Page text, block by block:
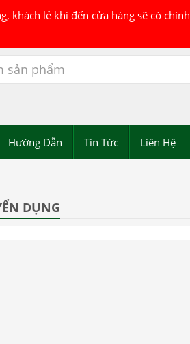
khách lẻ khi đến cửa hàng sẽ có
Hướng Dẫn Tin Tức Liên Hệ
DỤNG